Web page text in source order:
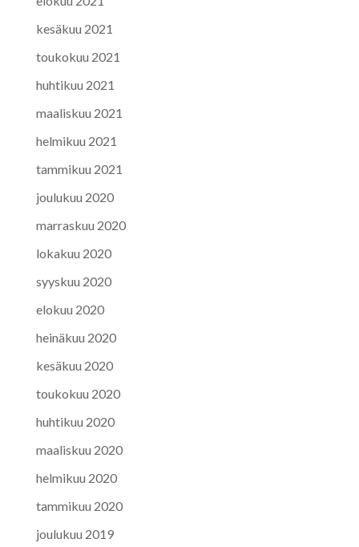
kesäkuu 2021
toukokuu 2021
huhtikuu 2021
maaliskuu 2021
helmikuu 2021
tammikuu 2021
joulukuu 2020
marraskuu 2020
lokakuu 2020
syyskuu 2020
elokuu 2020
heinäkuu 2020
kesäkuu 2020
toukokuu 2020
huhtikuu 2020
maaliskuu 2020
helmikuu 2020
tammikuu 2020
joulukuu 2019